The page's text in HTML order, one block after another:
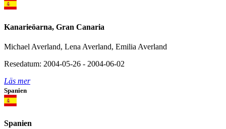
Kanarieöarna, Gran Canaria
Michael Averland, Lena Averland, Emilia Averland
Resedatum: 2004-05-26 - 2004-06-02
Läs mer
Spanien
Spanien